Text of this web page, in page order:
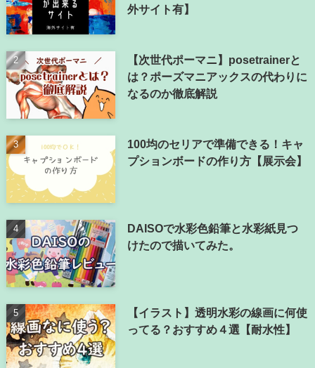
外サイト有】
【次世代ポーマニ】posetrainerと
は？ポーズマニアックスの代わりに
なるのか徹底解説
100均のセリアで準備できる！キャ
プションボードの作り方【展示会】
DAISOで水彩色鉛筆と水彩紙見つ
けたので描いてみた。
【イラスト】透明水彩の線画に何使
ってる？おすすめ４選【耐水性】